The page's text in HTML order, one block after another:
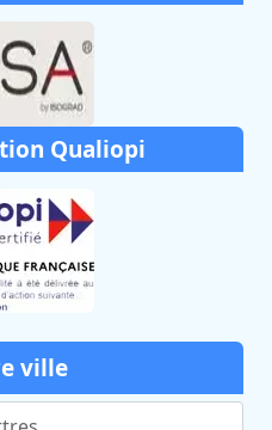
Qualiopi
ville